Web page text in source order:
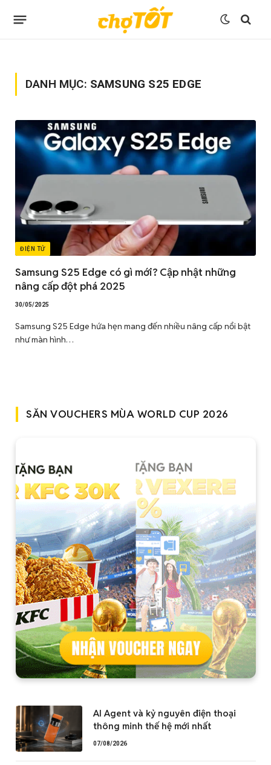
DANH MỤC: SAMSUNG S25 EDGE
ĐIỆN TỬ
Samsung S25 Edge có gì mới? Cập nhật những
nâng cấp đột phá 2025
30/05/2025
Samsung S25 Edge hứa hẹn mang đến nhiều nâng cấp nổi bật
như màn hình…
SĂN VOUCHERS MÙA WORLD CUP 2026
AI Agent và kỷ nguyên điện thoại
thông minh thế hệ mới nhất
07/08/2026